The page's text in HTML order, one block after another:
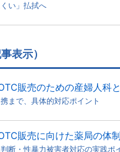
い」払拭へ
表示）
販売のための産婦人科
まで、具体的対応ポイント
販売に向けた薬局の体
断・性暴力被害者対応の実践ポ